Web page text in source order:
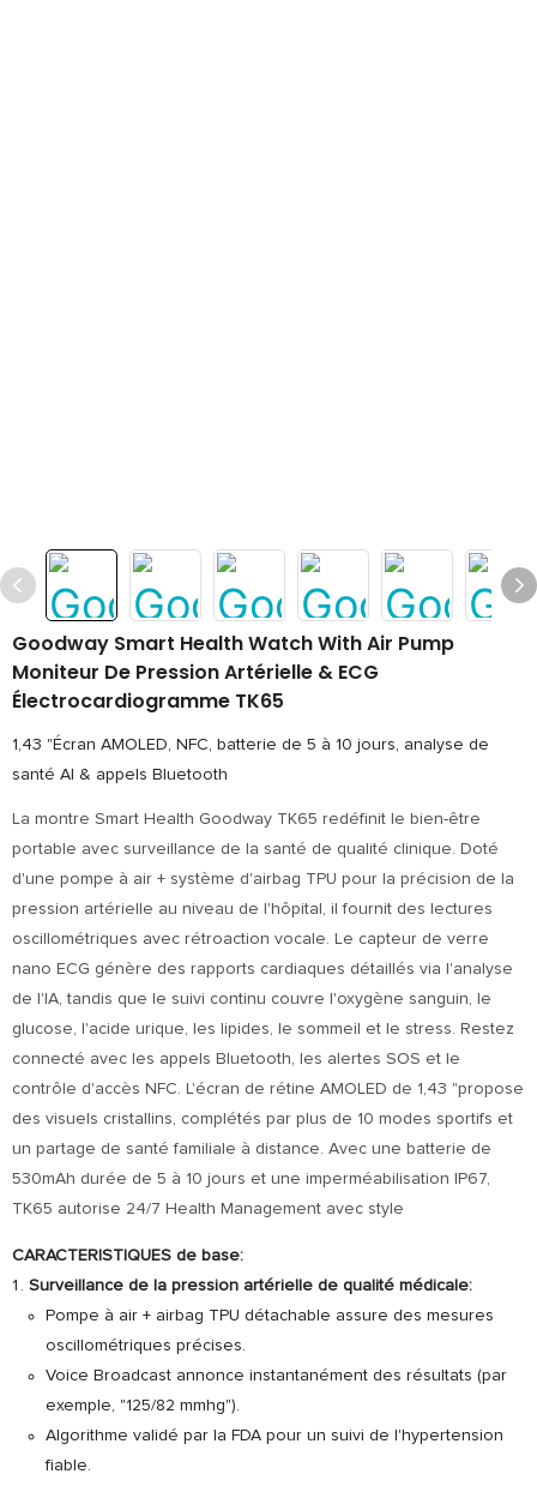
Goodway Smart Health Watch With Air Pump
Moniteur De Pression Artérielle & ECG
Électrocardiogramme TK65
1,43 "Écran AMOLED, NFC, batterie de 5 à 10 jours, analyse de
santé AI & appels Bluetooth
La montre Smart Health Goodway TK65 redéfinit le bien-être
portable avec surveillance de la santé de qualité clinique. Doté
d'une pompe à air + système d'airbag TPU pour la précision de la
pression artérielle au niveau de l'hôpital, il fournit des lectures
oscillométriques avec rétroaction vocale. Le capteur de verre
nano ECG génère des rapports cardiaques détaillés via l'analyse
de l'IA, tandis que le suivi continu couvre l'oxygène sanguin, le
glucose, l'acide urique, les lipides, le sommeil et le stress. Restez
connecté avec les appels Bluetooth, les alertes SOS et le
contrôle d'accès NFC. L'écran de rétine AMOLED de 1,43 "propose
des visuels cristallins, complétés par plus de 10 modes sportifs et
un partage de santé familiale à distance. Avec une batterie de
530mAh durée de 5 à 10 jours et une imperméabilisation IP67,
TK65 autorise 24/7 Health Management avec style
CARACTERISTIQUES de base:
Surveillance de la pression artérielle de qualité médicale:
Pompe à air + airbag TPU détachable assure des mesures
oscillométriques précises.
Voice Broadcast annonce instantanément des résultats (par
exemple, "125/82 mmhg").
Algorithme validé par la FDA pour un suivi de l'hypertension
fiable.